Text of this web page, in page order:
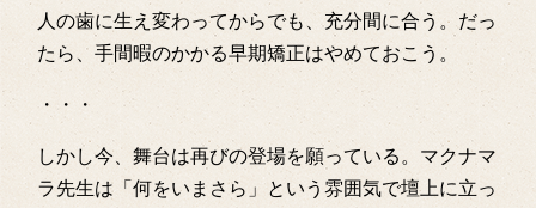
人の歯に生え変わってからでも、充分間に合う。だっ
たら、手間暇のかかる早期矯正はやめておこう。
・・・
しかし今、舞台は再びの登場を願っている。マクナマ
ラ先生は「何をいまさら」という雰囲気で壇上に立っ